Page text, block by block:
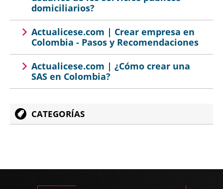
domiciliarios?
Actualicese.com | Crear empresa en
Colombia - Pasos y Recomendaciones
Actualicese.com | ¿Cómo crear una
SAS en Colombia?
CATEGORÍAS